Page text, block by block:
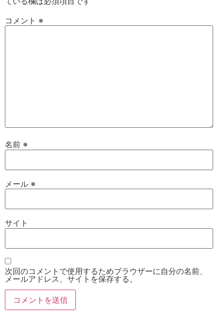
コメント ※
名前 ※
メール ※
サイト
次回のコメントで使用するためブラウザーに自分の名前、
メールアドレス、サイトを保存する。